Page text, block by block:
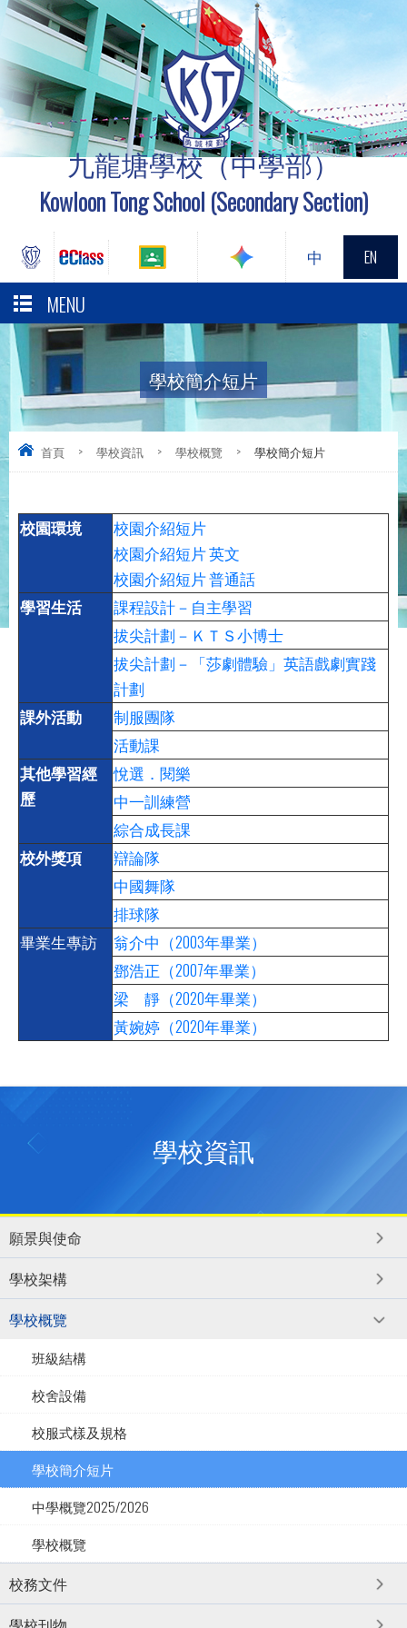
九龍塘學校（中學部）
Kowloon Tong School (Secondary Section)
中 EN
MENU
學校簡介短片
首頁 > 學校資訊 > 學校概覽 > 學校簡介短片
校園環境
校園介紹短片
校園介紹短片 英文
校園介紹短片 普通話
學習生活
課程設計－自主學習
拔尖計劃－ＫＴＳ小博士
拔尖計劃－「莎劇體驗」英語戲劇實踐
計劃
課外活動
制服團隊
活動課
其他學習經
歷
悅選．閱樂
中一訓練營
綜合成長課
校外獎項
辯論隊
中國舞隊
排球隊
畢業生專訪
翁介中（2003年畢業）
鄧浩正（2007年畢業）
梁 靜（2020年畢業）
黃婉婷（2020年畢業）
學校資訊
願景與使命
學校架構
學校概覽
班級結構
校舍設備
校服式樣及規格
學校簡介短片
中學概覽2025/2026
學校概覽
校務文件